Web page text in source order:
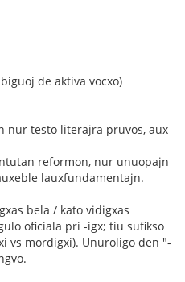
de aktiva vocxo)
nur testo literajra pruvos, aux
reformon, nur unuopajn
lauxfundamentajn.
bela / kato vidigxas
oficiala pri -igx; tiu sufikso
vs mordigxi). Unuroligo den "-